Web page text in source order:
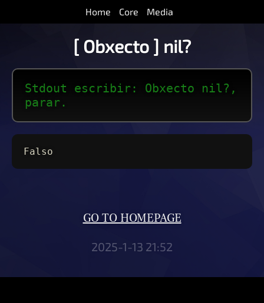
Home Core Media
[ Obxecto ] nil?
Stdout escribir: Obxecto nil?,
parar.
Falso
GO TO HOMEPAGE
2025-1-13 21:52